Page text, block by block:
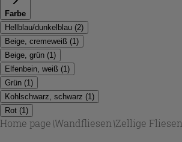
Farbe
Hellblau/dunkelblau (2)
Beige, cremeweiß (1)
Beige, grün (1)
Elfenbein, weiß (1)
Grün (1)
Kohlschwarz, schwarz (1)
Rot (1)
Home page\Wandfliesen \Zellige Fliesen